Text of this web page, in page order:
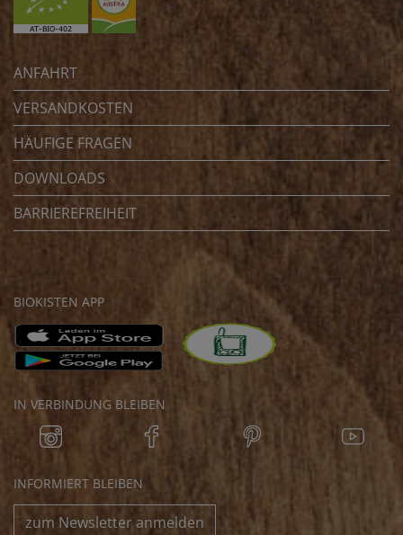
ANFAHRT
VERSANDKOSTEN
HÄUFIGE FRAGEN
DOWNLOADS
BARRIEREFREIHEIT
BIOKISTEN APP
IN VERBINDUNG BLEIBEN
INFORMIERT BLEIBEN
zum Newsletter anmelden